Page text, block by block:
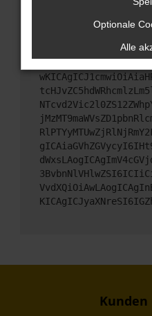
Text schicken, um uns
unterstützen:Optionale
Alle